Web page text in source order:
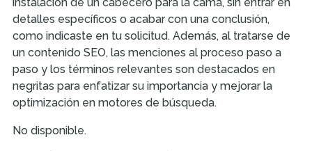
detalles específicos o acabar con una conclusión,
como indicaste en tu solicitud. Además, al tratarse de
un contenido SEO, las menciones al proceso paso a
paso y los términos relevantes son destacados en
negritas para enfatizar su importancia y mejorar la
optimización en motores de búsqueda.
No disponible.